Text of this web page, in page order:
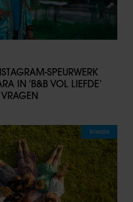
SPEURWERK
IN ‘B&B VOL LIEFDE’
Vriendin